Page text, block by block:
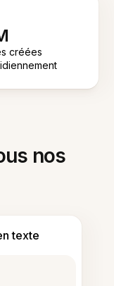
créées
nos
texte